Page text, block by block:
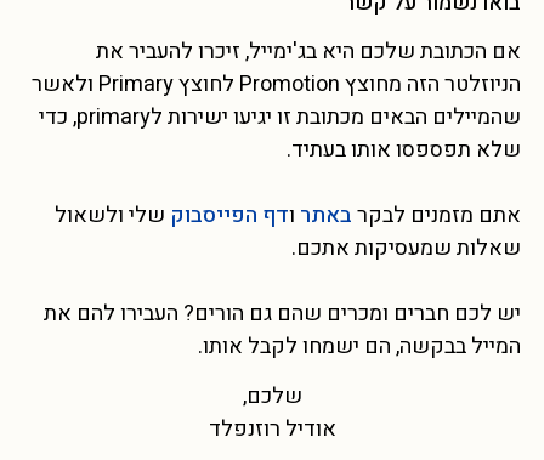
אם הכתובת שלכם היא בג'ימייל, זיכרו להעביר את
הניוזלטר הזה מחוצץ Promotion לחוצץ Primary ולאשר
שהמיילים הבאים מכתובת זו יגיעו ישירות לprimary, כדי
שלא תפספסו אותו בעתיד.
אתם מזמנים לבקרבאתר ודף הפייסבוק שלי ולשאול
שאלות שמעסיקות אתכם.
יש לכם חברים ומכרים שהם גם הורים? העבירו להם את
המייל בבקשה, הם ישמחו לקבל אותו.
שלכם,
אודיל רוזנפלד